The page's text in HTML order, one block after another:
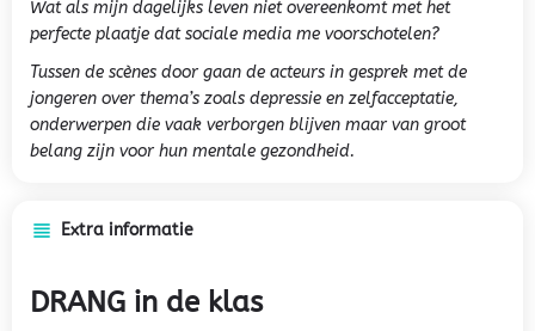
Wat als mijn dagelijks leven niet overeenkomt met het
perfecte plaatje dat sociale media me voorschotelen?
Tussen de scènes door gaan de acteurs in gesprek met de
jongeren over thema’s zoals depressie en zelfacceptatie,
onderwerpen die vaak verborgen blijven maar van groot
belang zijn voor hun mentale gezondheid.
Extra informatie
DRANG in de klas